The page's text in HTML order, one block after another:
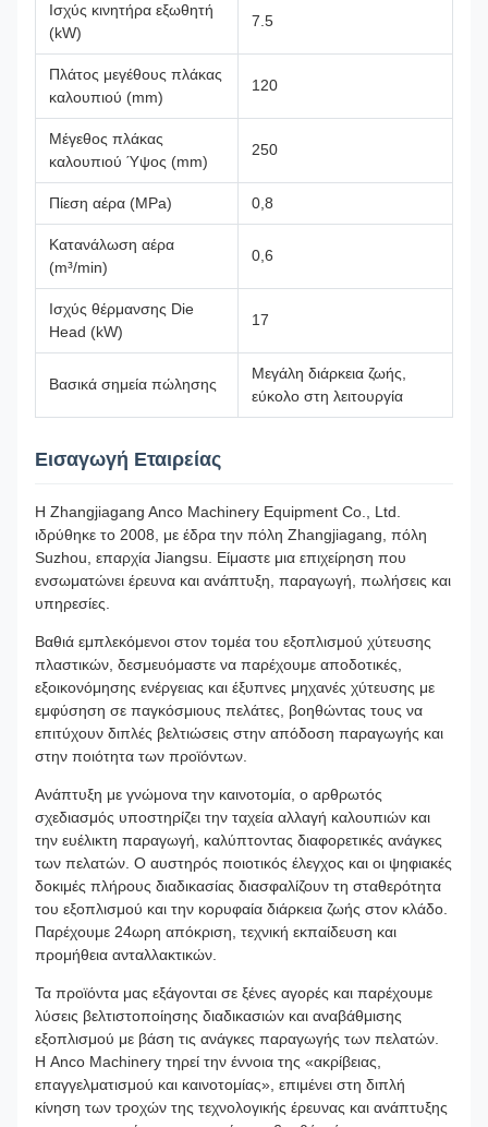
Ισχύς κινητήρα εξωθητή
(kW)
7.5
Πλάτος μεγέθους πλάκας
καλουπιού (mm)
120
Μέγεθος πλάκας
καλουπιού Ύψος (mm)
250
Πίεση αέρα (MPa) 0,8
Κατανάλωση αέρα
(m³/min)
0,6
Ισχύς θέρμανσης Die
Head (kW)
17
Βασικά σημεία πώλησης
Μεγάλη διάρκεια ζωής,
εύκολο στη λειτουργία
Εισαγωγή Εταιρείας
Η Zhangjiagang Anco Machinery Equipment Co., Ltd.
ιδρύθηκε το 2008, με έδρα την πόλη Zhangjiagang, πόλη
Suzhou, επαρχία Jiangsu. Είμαστε μια επιχείρηση που
ενσωματώνει έρευνα και ανάπτυξη, παραγωγή, πωλήσεις και
υπηρεσίες.
Βαθιά εμπλεκόμενοι στον τομέα του εξοπλισμού χύτευσης
πλαστικών, δεσμευόμαστε να παρέχουμε αποδοτικές,
εξοικονόμησης ενέργειας και έξυπνες μηχανές χύτευσης με
εμφύσηση σε παγκόσμιους πελάτες, βοηθώντας τους να
επιτύχουν διπλές βελτιώσεις στην απόδοση παραγωγής και
στην ποιότητα των προϊόντων.
Ανάπτυξη με γνώμονα την καινοτομία, ο αρθρωτός
σχεδιασμός υποστηρίζει την ταχεία αλλαγή καλουπιών και
την ευέλικτη παραγωγή, καλύπτοντας διαφορετικές ανάγκες
των πελατών. Ο αυστηρός ποιοτικός έλεγχος και οι ψηφιακές
δοκιμές πλήρους διαδικασίας διασφαλίζουν τη σταθερότητα
του εξοπλισμού και την κορυφαία διάρκεια ζωής στον κλάδο.
Παρέχουμε 24ωρη απόκριση, τεχνική εκπαίδευση και
προμήθεια ανταλλακτικών.
Τα προϊόντα μας εξάγονται σε ξένες αγορές και παρέχουμε
λύσεις βελτιστοποίησης διαδικασιών και αναβάθμισης
εξοπλισμού με βάση τις ανάγκες παραγωγής των πελατών.
Η Anco Machinery τηρεί την έννοια της «ακρίβειας,
επαγγελματισμού και καινοτομίας», επιμένει στη διπλή
κίνηση των τροχών της τεχνολογικής έρευνας και ανάπτυξης